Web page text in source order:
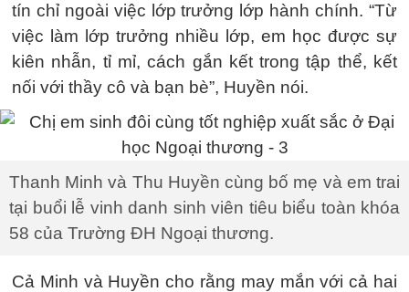
tín chỉ ngoài việc lớp trưởng lớp hành chính. “Từ
việc làm lớp trưởng nhiều lớp, em học được sự
kiên nhẫn, tỉ mỉ, cách gắn kết trong tập thể, kết
nối với thầy cô và bạn bè”, Huyền nói.
Thanh Minh và Thu Huyền cùng bố mẹ và em trai
tại buổi lễ vinh danh sinh viên tiêu biểu toàn khóa
58 của Trường ĐH Ngoại thương.
Cả Minh và Huyền cho rằng may mắn với cả hai